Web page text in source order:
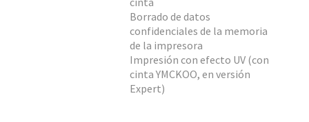
Borrado de datos
confidenciales de la memoria
de la impresora
Impresión con efecto UV (con
cinta YMCKOO, en versión
Expert)